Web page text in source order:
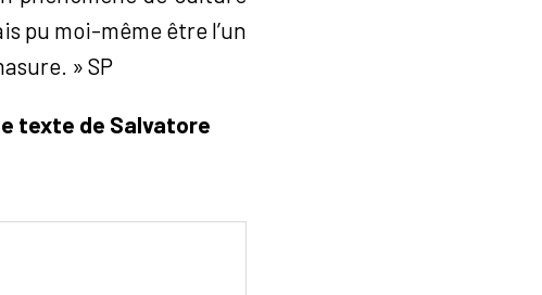
pu moi-même être l’un
» SP
texte de Salvatore